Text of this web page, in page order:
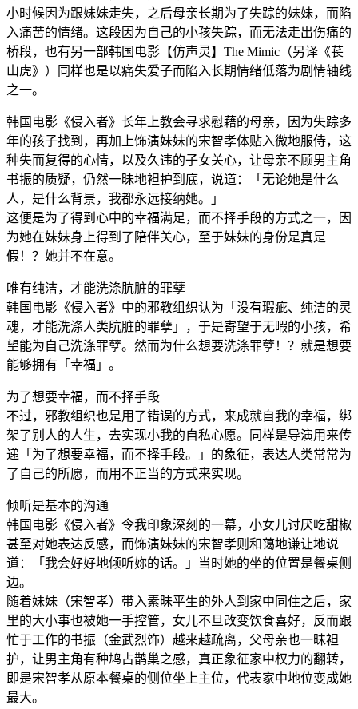
小时候因为跟妹妹走失，之后母亲长期为了失踪的妹妹，而陷
入痛苦的情绪。这段因为自己的小孩失踪，而无法走出伤痛的
桥段，也有另一部韩国电影【仿声灵】The Mimic（另译《苌
山虎》）同样也是以痛失爱子而陷入长期情绪低落为剧情轴线
之一。
韩国电影《侵入者》长年上教会寻求慰藉的母亲，因为失踪多
年的孩子找到，再加上饰演妹妹的宋智孝体贴入微地服侍，这
种失而复得的心情，以及久违的子女关心，让母亲不顾男主角
书振的质疑，仍然一昧地袒护到底，说道：「无论她是什么
人，是什么背景，我都永远接纳她。」
这便是为了得到心中的幸福满足，而不择手段的方式之一，因
为她在妹妹身上得到了陪伴关心，至于妹妹的身份是真是
假！？她并不在意。
唯有纯洁，才能洗涤肮脏的罪孽
韩国电影《侵入者》中的邪教组织认为「没有瑕疵、纯洁的灵
魂，才能洗涤人类肮脏的罪孽」，于是寄望于无暇的小孩，希
望能为自己洗涤罪孽。然而为什么想要洗涤罪孽！？就是想要
能够拥有「幸福」。
为了想要幸福，而不择手段
不过，邪教组织也是用了错误的方式，来成就自我的幸福，绑
架了别人的人生，去实现小我的自私心愿。同样是导演用来传
递「为了想要幸福，而不择手段。」的象征，表达人类常常为
了自己的所愿，而用不正当的方式来实现。
倾听是基本的沟通
韩国电影《侵入者》令我印象深刻的一幕，小女儿讨厌吃甜椒
甚至对她表达反感，而饰演妹妹的宋智孝则和蔼地谦让地说
道：「我会好好地倾听妳的话。」当时她的坐的位置是餐桌侧
边。
随着妹妹（宋智孝）带入素昧平生的外人到家中同住之后，家
里的大小事也被她一手控管，女儿不旦改变饮食喜好，反而跟
忙于工作的书振（金武烈饰）越来越疏离，父母亲也一昧袒
护，让男主角有种鸠占鹊巢之感，真正象征家中权力的翻转，
即是宋智孝从原本餐桌的侧位坐上主位，代表家中地位变成她
最大。